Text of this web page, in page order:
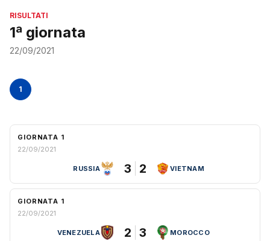
RISULTATI
1ª giornata
22/09/2021
1
GIORNATA 1
22/09/2021
RUSSIA 3 2 VIETNAM
GIORNATA 1
22/09/2021
VENEZUELA 2 3 MOROCCO